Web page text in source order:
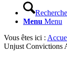
Menu Menu
Vous êtes ici :
Unjust Convictions